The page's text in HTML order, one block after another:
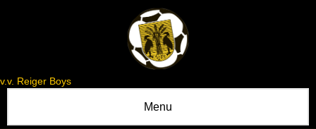
v.v. Reiger Boys
Menu